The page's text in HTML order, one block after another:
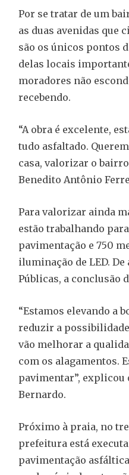
Por se tratar de um
as duas avenidas que
são os únicos pontos
delas locais
moradores não
recebendo.
“A obra é excelente,
tudo asfaltado.
casa, valorizar o
Benedito Antônio
Para valorizar ainda
estão trabalhando
pavimentação e 750
iluminação de LED.
Públicas, a conclusão
“Estamos elevando a
reduzir a
vão melhorar a
com os alagamentos.
pavimentar”, explicou
Bernardo.
Próximo à praia, no
prefeitura está
pavimentação